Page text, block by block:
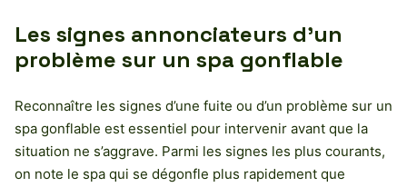
Les signes annonciateurs d’un
problème sur un spa gonflable
Reconnaître les signes d’une fuite ou d’un problème sur un
spa gonflable est essentiel pour intervenir avant que la
situation ne s’aggrave. Parmi les signes les plus courants,
on note le spa qui se dégonfle plus rapidement que